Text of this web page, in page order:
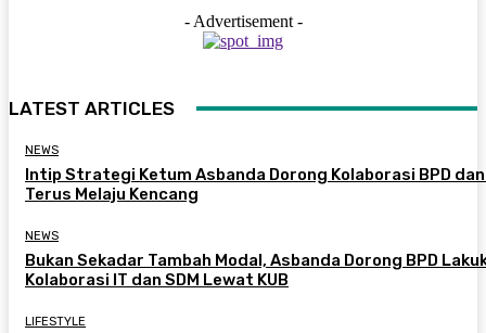
- Advertisement -
LATEST ARTICLES
NEWS
Intip Strategi Ketum Asbanda Dorong Kolaborasi BPD dan
Terus Melaju Kencang
NEWS
Bukan Sekadar Tambah Modal, Asbanda Dorong BPD
Kolaborasi IT dan SDM Lewat KUB
LIFESTYLE